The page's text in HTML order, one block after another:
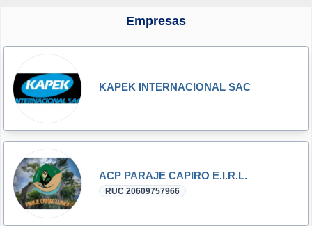
Empresas
KAPEK INTERNACIONAL SAC
ACP PARAJE CAPIRO E.I.R.L.
RUC 20609757966